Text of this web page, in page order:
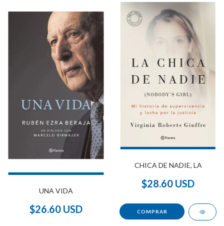
UNA VIDA
$26.60 USD
CHICA DE NADIE, LA
$28.60 USD